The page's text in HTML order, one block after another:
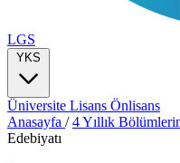
LGS
YKS
Üniversite Lisans Önlisans
Anasayfa /4 Yıllık
Edebiyatı